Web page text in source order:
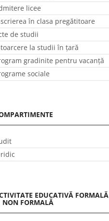
licee
în clasa pregătitoare
de studii
la studii în ţară
gradinite pentru vacanţă
sociale
EDUCATIVĂ FORMALĂ
NON FORMALĂ